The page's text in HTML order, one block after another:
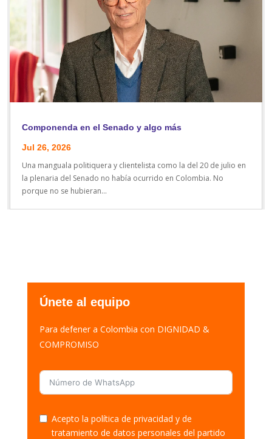
Componenda en el Senado y algo más
Jul 26, 2026
Una manguala politiquera y clientelista como la del 20 de julio en
la plenaria del Senado no había ocurrido en Colombia. No
porque no se hubieran...
Únete al equipo
Para defener a Colombia con DIGNIDAD &
COMPROMISO
Acepto la política de privacidad y de
tratamiento de datos personales del partido